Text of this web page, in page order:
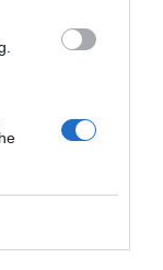
caldera de